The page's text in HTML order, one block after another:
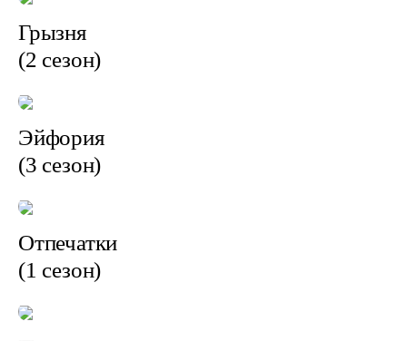
Грызня
(2 сезон)
Эйфория
(3 сезон)
Отпечатки
(1 сезон)